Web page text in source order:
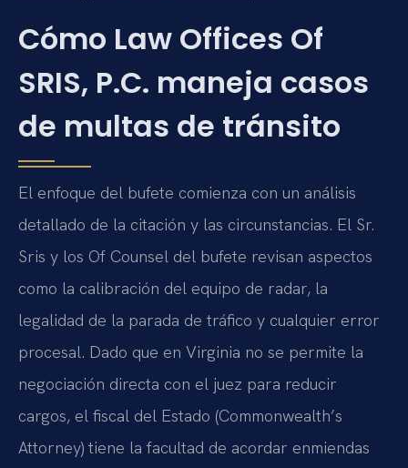
Cómo Law Offices Of
SRIS, P.C. maneja casos
de multas de tránsito
El enfoque del bufete comienza con un análisis
detallado de la citación y las circunstancias. El Sr.
Sris y los Of Counsel del bufete revisan aspectos
como la calibración del equipo de radar, la
legalidad de la parada de tráfico y cualquier error
procesal. Dado que en Virginia no se permite la
negociación directa con el juez para reducir
cargos, el fiscal del Estado (Commonwealth’s
Attorney) tiene la facultad de acordar enmiendas